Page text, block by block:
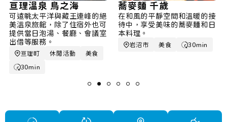
亘理溫泉 鳥之海
可遠眺太平洋與藏王連峰的絕
美溫泉旅館，除了住宿外也可
提供當日泡湯、餐廳、會議室
出借等服務。
亘理町 休閒活動
美食
30min
蕎麥麵 千歲
在和風的平靜空間和溫暖的接
待中，享受美味的蕎麥麵和日
本料理。
岩沼市 美食 30min